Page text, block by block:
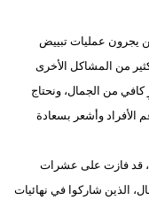
يجرون عمليات تبييض
من المشاكل الأخرى
كافي من الجمال، ونحتاج
الأفراد وأشعر بسعادة
قد فازت على عشرات